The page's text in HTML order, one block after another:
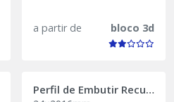
a partir de bloco 3d
Perfil de Embutir Recuado Archi